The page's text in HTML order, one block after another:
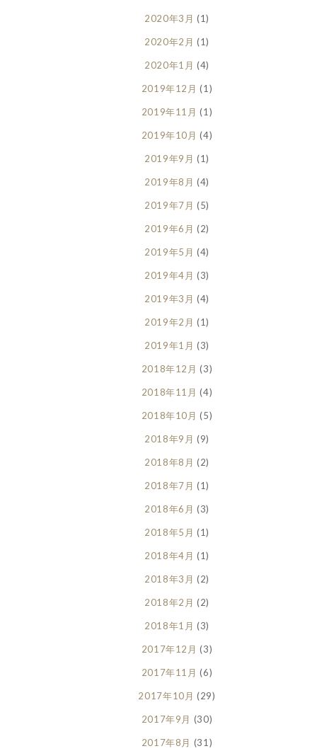
2020年3月 (1)
2020年2月 (1)
2020年1月 (4)
2019年12月 (1)
2019年11月 (1)
2019年10月 (4)
2019年9月 (1)
2019年8月 (4)
2019年7月 (5)
2019年6月 (2)
2019年5月 (4)
2019年4月 (3)
2019年3月 (4)
2019年2月 (1)
2019年1月 (3)
2018年12月 (3)
2018年11月 (4)
2018年10月 (5)
2018年9月 (9)
2018年8月 (2)
2018年7月 (1)
2018年6月 (3)
2018年5月 (1)
2018年4月 (1)
2018年3月 (2)
2018年2月 (2)
2018年1月 (3)
2017年12月 (3)
2017年11月 (6)
2017年10月 (29)
2017年9月 (30)
2017年8月 (31)